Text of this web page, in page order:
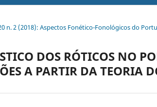
n. 2 (2018): Aspectos Fonético-Fonológicos do
DOS RÓTICOS NO
A PARTIR DA TEORIA